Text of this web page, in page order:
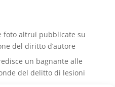
foto altrui pubblicate su
del diritto d’autore
un bagnante alle
del delitto di lesioni